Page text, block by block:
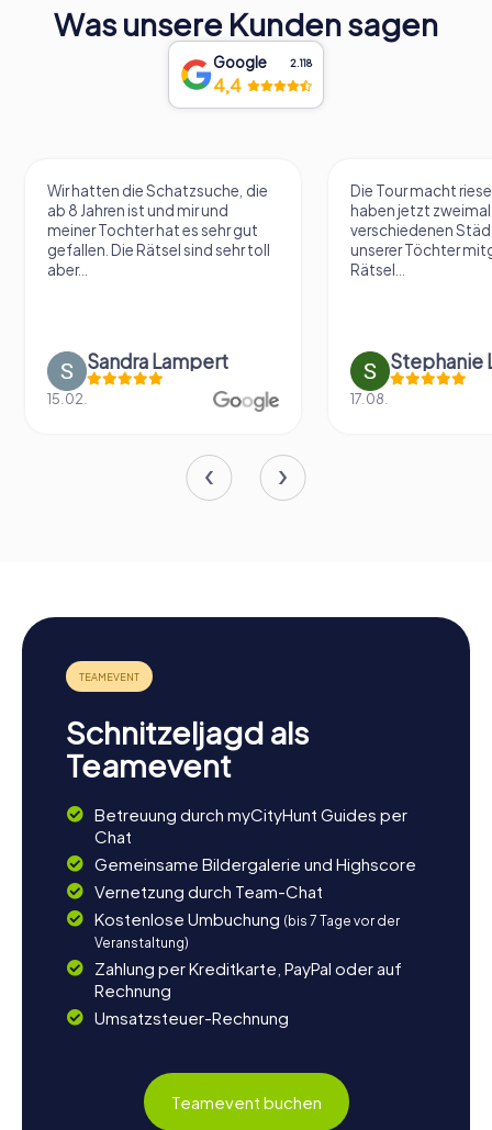
Was unsere Kunden sagen
Google 2.118
4,4
Wir hatten die Schatzsuche, die
ab 8 Jahren ist und mir und
meiner Tochter hat es sehr gut
gefallen. Die Rätsel sind sehr toll
aber...
Sandra Lampert
15.02.
Die Tour macht
haben jetzt zweimal
verschiedenen
unserer Töchter
Rätsel...
Stephanie
17.08.
Schnitzeljagd als
Teamevent
Betreuung durch myCityHunt Guides per
Chat
Gemeinsame Bildergalerie und Highscore
Vernetzung durch Team-Chat
Kostenlose Umbuchung (bis 7 Tage vor der
Veranstaltung)
Zahlung per Kreditkarte, PayPal oder auf
Rechnung
Umsatzsteuer-Rechnung
Teamevent buchen